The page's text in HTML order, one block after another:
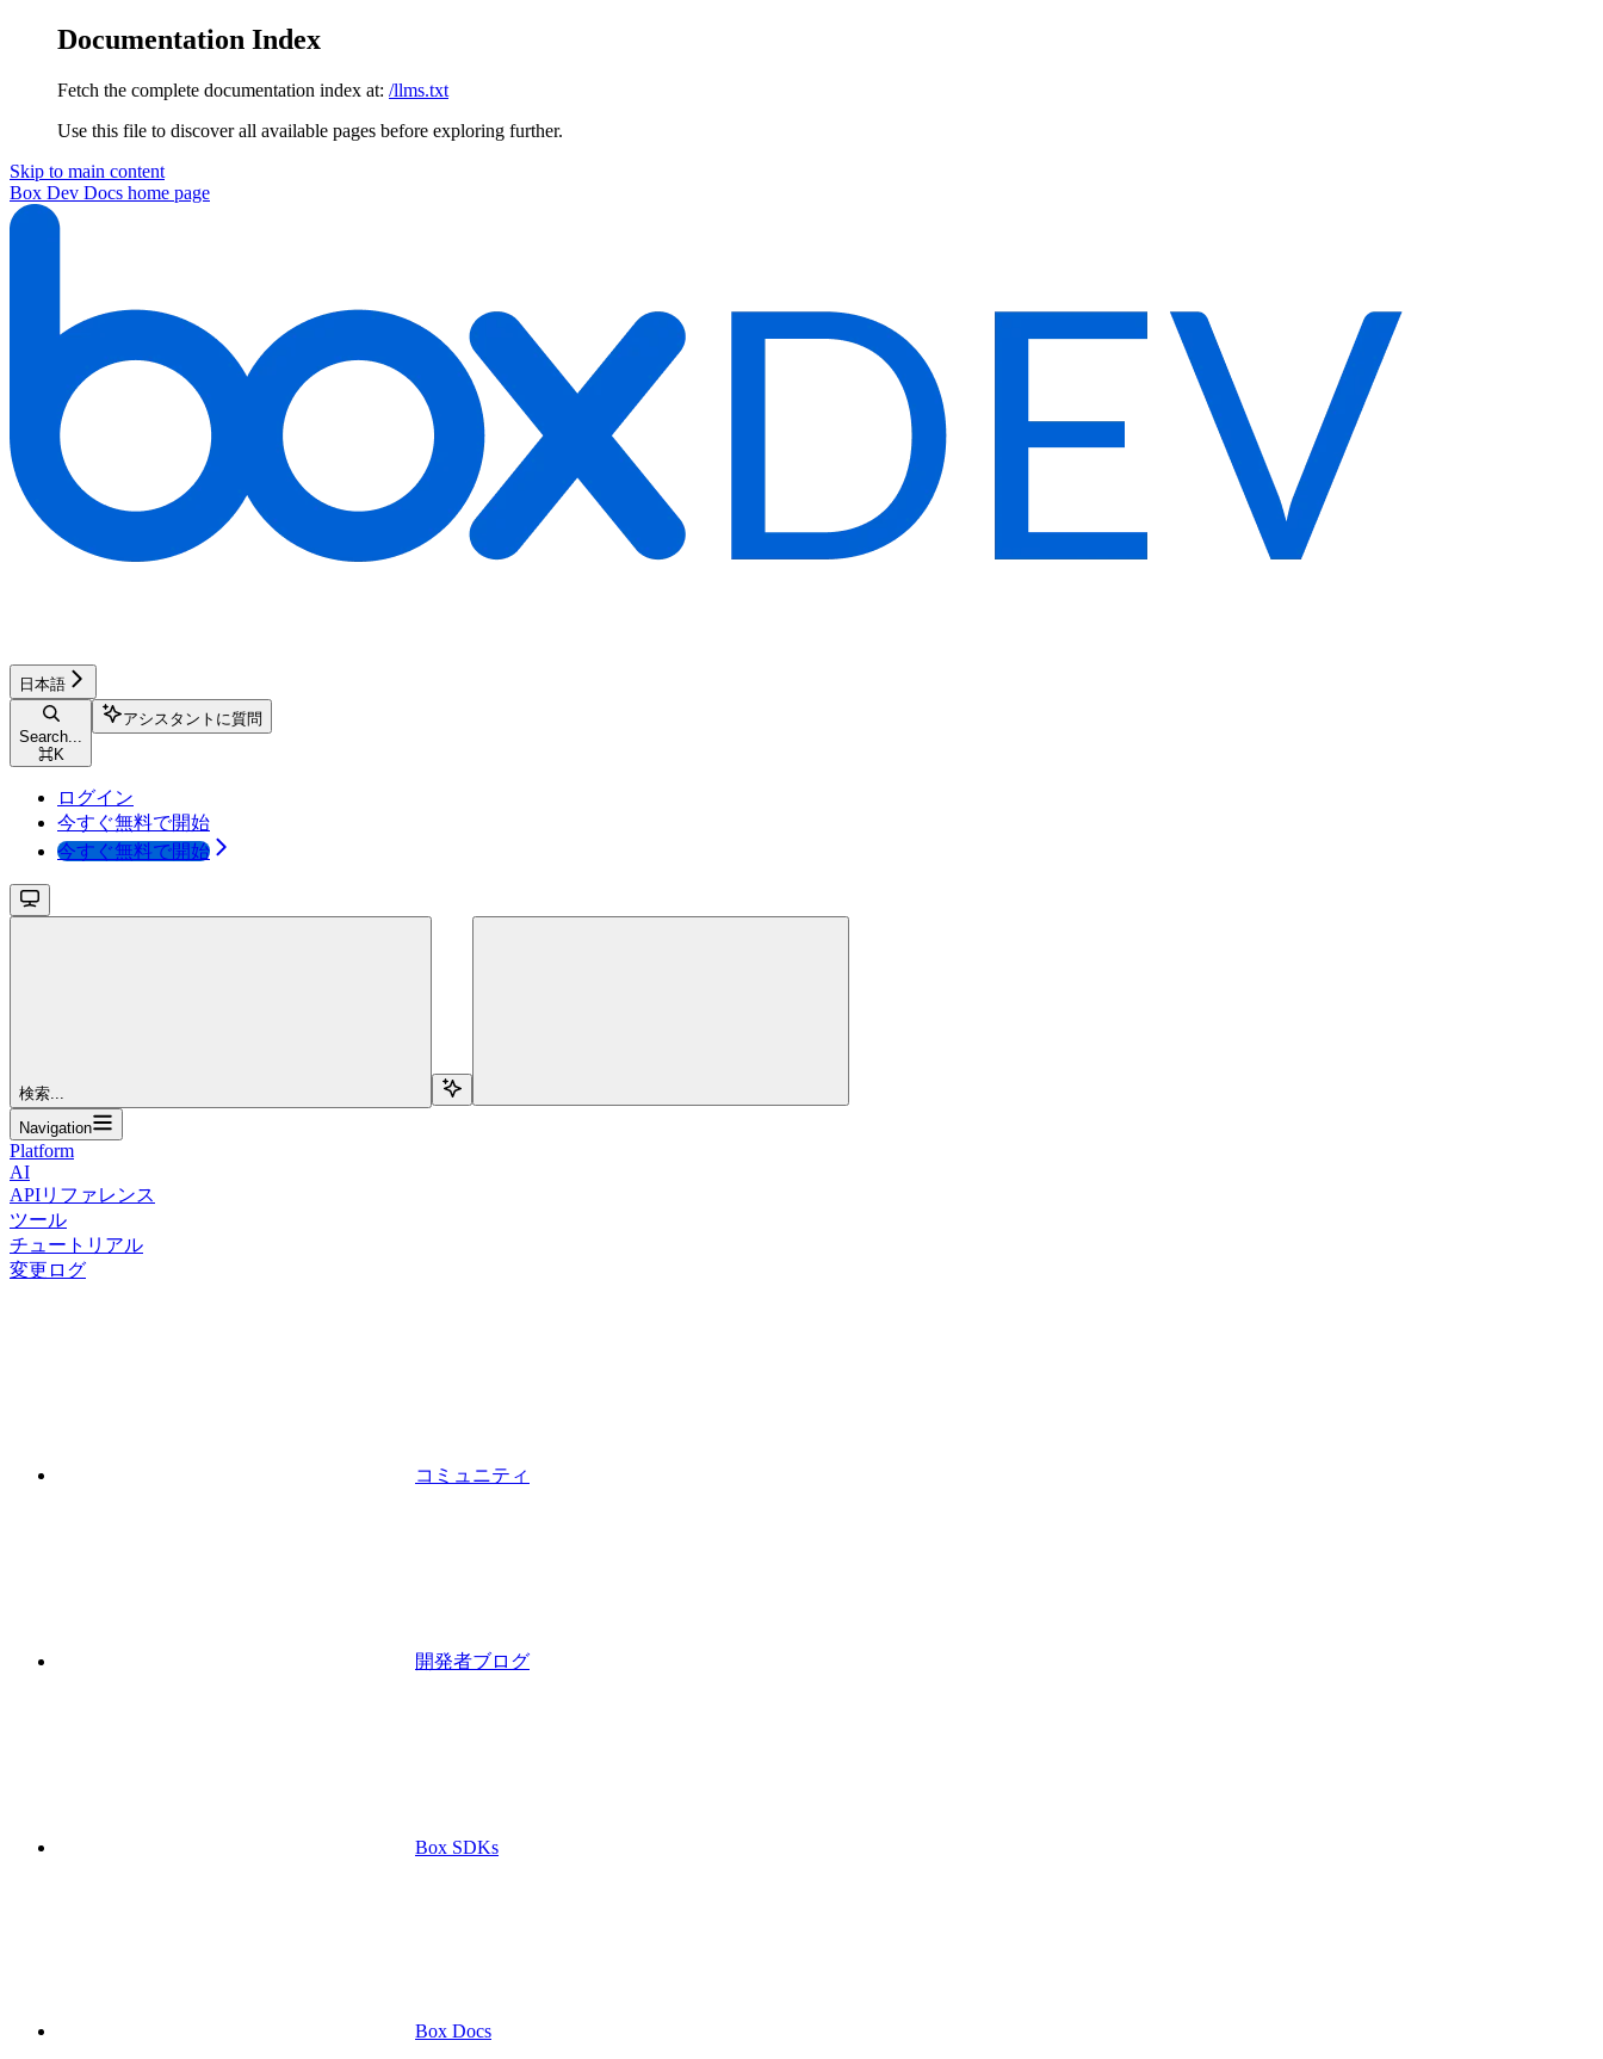
Documentation Index
Fetch the complete documentation index at: /llms.txt
Use this file to discover all available pages before exploring further.
Skip to main content
Box Dev Docs home page
日本語
Search...
⌘K
アシスタントに質問
ログイン
今すぐ無料で開始
今すぐ無料で開始
検索...
Navigation
Platform
AI
APIリファレンス
ツール
チュートリアル
変更ログ
コミュニティ
開発者ブログ
Box SDKs
Box Docs